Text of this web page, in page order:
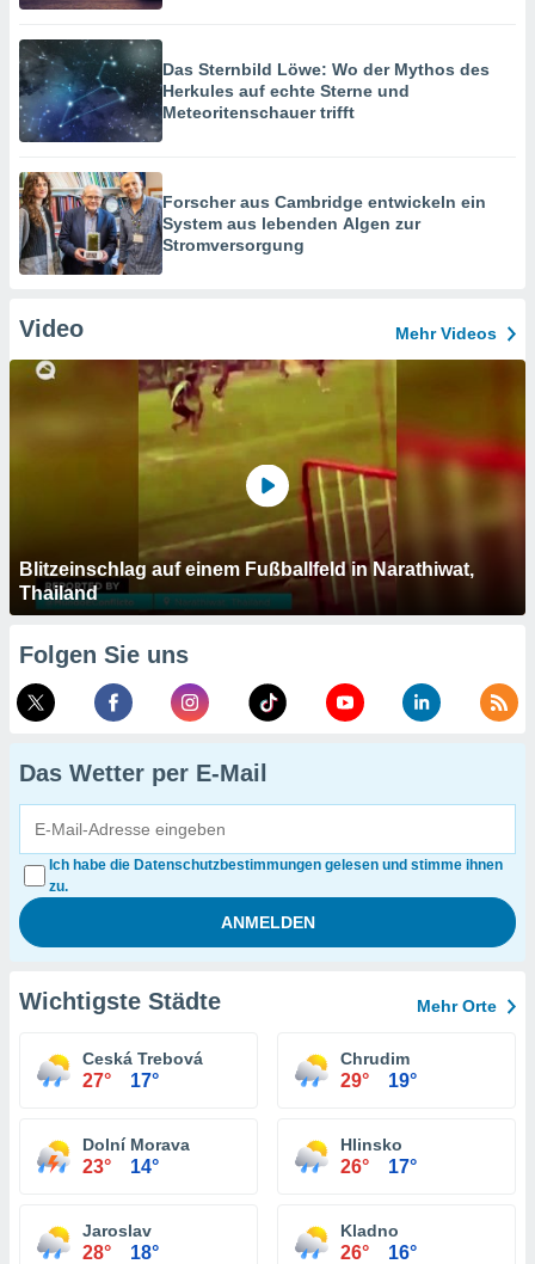
Das Sternbild Löwe: Wo der Mythos des
Herkules auf echte Sterne und
Meteoritenschauer trifft
Forscher aus Cambridge entwickeln ein
System aus lebenden Algen zur
Stromversorgung
Video Mehr Videos
Blitzeinschlag auf einem Fußballfeld in Narathiwat,
Thailand
Folgen Sie uns
Das Wetter per E-Mail
Ich habe die Datenschutzbestimmungen gelesen und stimme ihnen
zu.
Wichtigste Städte Mehr Orte
Ceská Trebová
27° 17°
Chrudim
29° 19°
Dolní Morava
23° 14°
Hlinsko
26° 17°
Jaroslav
28° 18°
Kladno
26° 16°